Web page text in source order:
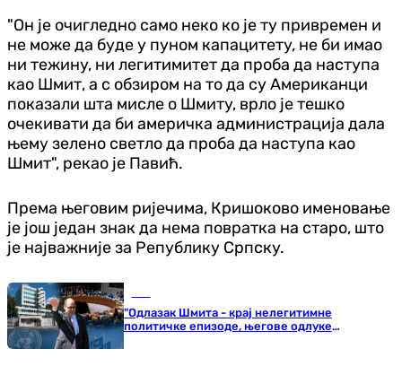
"Он је очигледно само неко ко је ту привремен и
не може да буде у пуном капацитету, не би имао
ни тежину, ни легитимитет да проба да наступа
као Шмит, а с обзиром на то да су Американци
показали шта мисле о Шмиту, врло је тешко
очекивати да би америчка администрација дала
њему зелено светло да проба да наступа као
Шмит", рекао је Павић.
Према његовим ријечима, Кришоково именовање
је још један знак да нема повратка на старо, што
је најважније за Републику Српску.
"Одлазак Шмита - крај нелегитимне
политичке епизоде, његове одлуке